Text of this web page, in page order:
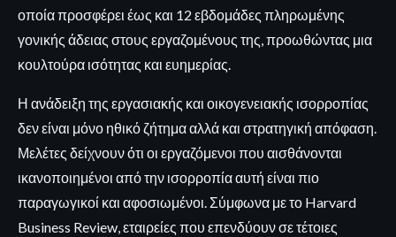
οποία προσφέρει έως και 12 εβδομάδες πληρωμένης
γονικής άδειας στους εργαζομένους της, προωθώντας μια
κουλτούρα ισότητας και ευημερίας.
Η ανάδειξη της εργασιακής και οικογενειακής ισορροπίας
δεν είναι μόνο ηθικό ζήτημα αλλά και στρατηγική απόφαση.
Μελέτες δείχνουν ότι οι εργαζόμενοι που αισθάνονται
ικανοποιημένοι από την ισορροπία αυτή είναι πιο
παραγωγικοί και αφοσιωμένοι. Σύμφωνα με το Harvard
Business Review, εταιρείες που επενδύουν σε τέτοιες